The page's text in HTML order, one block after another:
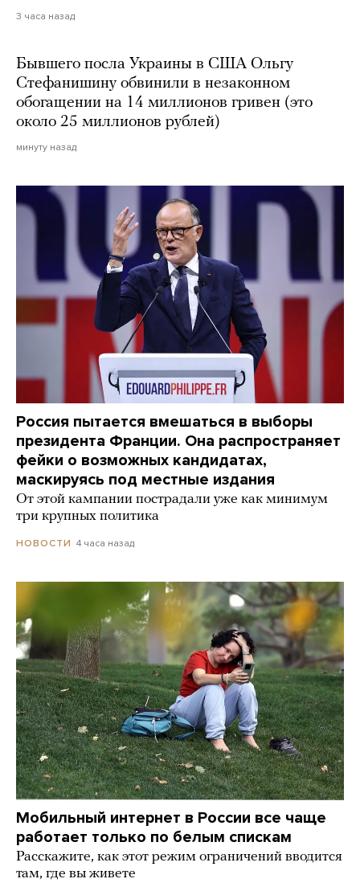
3 часа назад
Бывшего посла Украины в США Ольгу
Стефанишину обвинили в незаконном
обогащении на 14 миллионов гривен (это
около 25 миллионов рублей)
минуту назад
Россия пытается вмешаться в выборы
президента Франции. Она распространяет
фейки о возможных кандидатах,
маскируясь под местные издания
От этой кампании пострадали уже как минимум
три крупных политика
НОВОСТИ 4 часа назад
Мобильный интернет в России все чаще
работает только по белым спискам
Расскажите, как этот режим ограничений вводится
там, где вы живете